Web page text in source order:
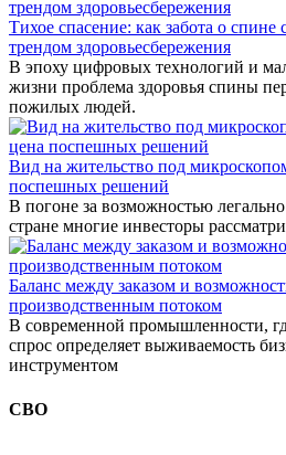
Тихое спасение: как забота о спине
трендом здоровьесбережения
В эпоху цифровых технологий и
жизни проблема здоровья спины
пожилых людей.
Вид на жительство под
поспешных решений
В погоне за возможностью
стране многие инвесторы
Баланс между заказом и
производственным потоком
В современной промышленности,
спрос определяет выживаемость
инструментом
СВО